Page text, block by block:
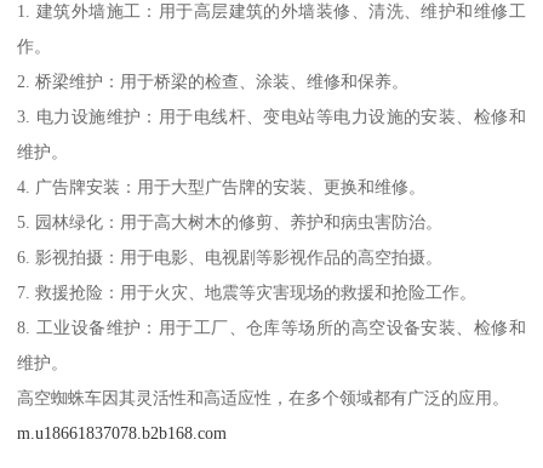
1. 建筑外墙施工：用于高层建筑的外墙装修、清洗、维护和维修工
作。
2. 桥梁维护：用于桥梁的检查、涂装、维修和保养。
3. 电力设施维护：用于电线杆、变电站等电力设施的安装、检修和
维护。
4. 广告牌安装：用于大型广告牌的安装、更换和维修。
5. 园林绿化：用于高大树木的修剪、养护和病虫害防治。
6. 影视拍摄：用于电影、电视剧等影视作品的高空拍摄。
7. 救援抢险：用于火灾、地震等灾害现场的救援和抢险工作。
8. 工业设备维护：用于工厂、仓库等场所的高空设备安装、检修和
维护。
高空蜘蛛车因其灵活性和高适应性，在多个领域都有广泛的应用。
m.u18661837078.b2b168.com